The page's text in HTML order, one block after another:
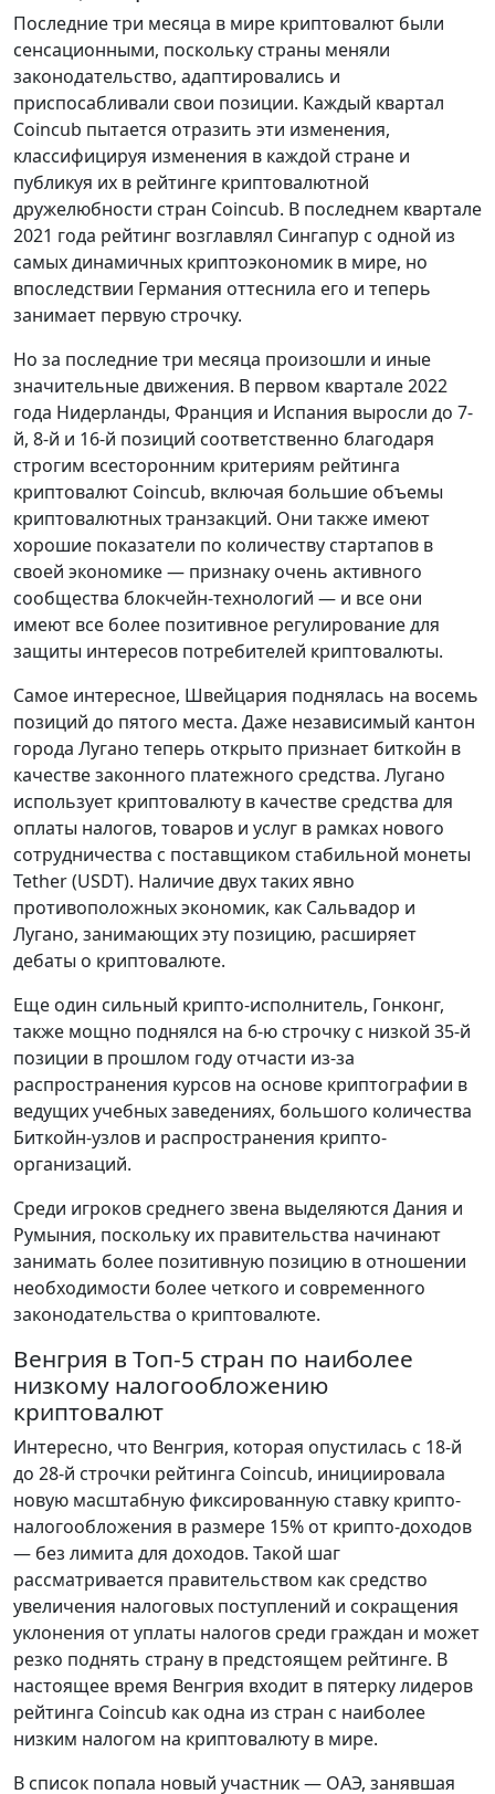
Последние три месяца в мире криптовалют были
сенсационными, поскольку страны меняли
законодательство, адаптировались и
приспосабливали свои позиции. Каждый квартал
Coincub пытается отразить эти изменения,
классифицируя изменения в каждой стране и
публикуя их в рейтинге криптовалютной
дружелюбности стран Coincub. В последнем квартале
2021 года рейтинг возглавлял Сингапур с одной из
самых динамичных криптоэкономик в мире, но
впоследствии Германия оттеснила его и теперь
занимает первую строчку.
Но за последние три месяца произошли и иные
значительные движения. В первом квартале 2022
года Нидерланды, Франция и Испания выросли до 7-
й, 8-й и 16-й позиций соответственно благодаря
строгим всесторонним критериям рейтинга
криптовалют Coincub, включая большие объемы
криптовалютных транзакций. Они также имеют
хорошие показатели по количеству стартапов в
своей экономике — признаку очень активного
сообщества блокчейн-технологий — и все они
имеют все более позитивное регулирование для
защиты интересов потребителей криптовалюты.
Самое интересное, Швейцария поднялась на восемь
позиций до пятого места. Даже независимый кантон
города Лугано теперь открыто признает биткойн в
качестве законного платежного средства. Лугано
использует криптовалюту в качестве средства для
оплаты налогов, товаров и услуг в рамках нового
сотрудничества с поставщиком стабильной монеты
Tether (USDT). Наличие двух таких явно
противоположных экономик, как Сальвадор и
Лугано, занимающих эту позицию, расширяет
дебаты о криптовалюте.
Еще один сильный крипто-исполнитель, Гонконг,
также мощно поднялся на 6-ю строчку с низкой 35-й
позиции в прошлом году отчасти из-за
распространения курсов на основе криптографии в
ведущих учебных заведениях, большого количества
Биткойн-узлов и распространения крипто-
организаций.
Среди игроков среднего звена выделяются Дания и
Румыния, поскольку их правительства начинают
занимать более позитивную позицию в отношении
необходимости более четкого и современного
законодательства о криптовалюте.
Венгрия в Топ-5 стран по наиболее
низкому налогообложению
криптовалют
Интересно, что Венгрия, которая опустилась с 18-й
до 28-й строчки рейтинга Coincub, инициировала
новую масштабную фиксированную ставку крипто-
налогообложения в размере 15% от крипто-доходов
— без лимита для доходов. Такой шаг
рассматривается правительством как средство
увеличения налоговых поступлений и сокращения
уклонения от уплаты налогов среди граждан и может
резко поднять страну в предстоящем рейтинге. В
настоящее время Венгрия входит в пятерку лидеров
рейтинга Coincub как одна из стран с наиболее
низким налогом на криптовалюту в мире.
В список попала новый участник — ОАЭ, занявшая